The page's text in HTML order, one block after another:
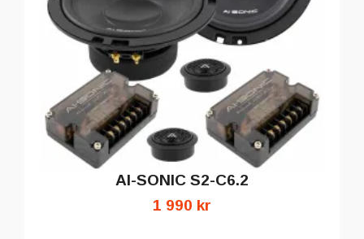
AI-SONIC S2-C6.2
1 990 kr